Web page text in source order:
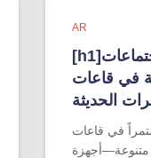
AR
[h1]حلول الاجتماعات BYOD: تمكين
في قاعات
في قاعات